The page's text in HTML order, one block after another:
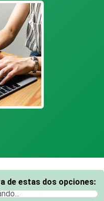
de estas dos opciones: